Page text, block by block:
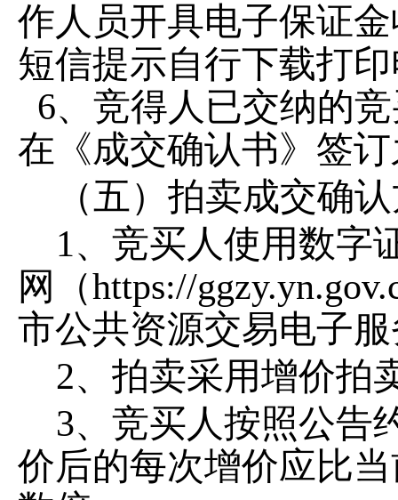
作人员开具电子保证
短信提示自行下载打
6、竞得人已交纳的
在《成交确认书》签
（五）拍卖成交确
1、竞买人使用数字
网（https://
市公共资源交易电子
2、拍卖采用增价拍
3、竞买人按照公告
价后的每次增价应比